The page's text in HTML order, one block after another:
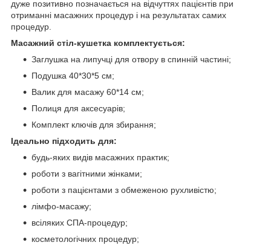
дуже позитивно позначається на відчуттях пацієнтів при
отриманні масажних процедур і на результатах самих
процедур.
Масажний стіл-кушетка комплектується:
Заглушка на липучці для отвору в спинній частині;
Подушка 40*30*5 см;
Валик для масажу 60*14 см;
Полиця для аксесуарів;
Комплект ключів для збирання;
Ідеально підходить для:
будь-яких видів масажних практик;
роботи з вагітними жінками;
роботи з пацієнтами з обмеженою рухливістю;
лімфо-масажу;
всіляких СПА-процедур;
косметологічних процедур;